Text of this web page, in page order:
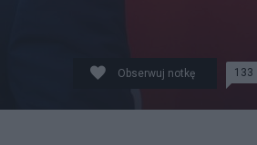
Obserwuj notkę 133